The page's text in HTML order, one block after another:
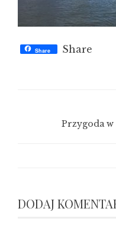
Share Share
Przygoda
DODAJ